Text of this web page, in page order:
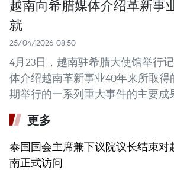
越南向希腊媒体介绍革新事
就
25/04/2026 08:50
4月23日，越南驻希腊大使馆举行
体介绍越南革新事业40年来所取得
期举行的一系列重大事件的主要成
更多
泰国国会主席兼下议院议长结束对
南正式访问